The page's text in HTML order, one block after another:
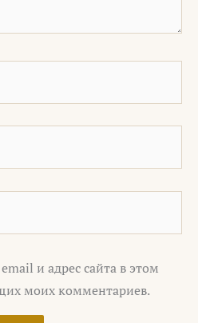
и адрес сайта в этом
моих комментариев.